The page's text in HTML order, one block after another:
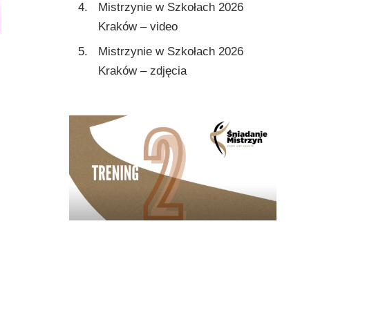
Mistrzynie w Szkołach 2026
Kraków – video
Mistrzynie w Szkołach 2026
Kraków – zdjęcia